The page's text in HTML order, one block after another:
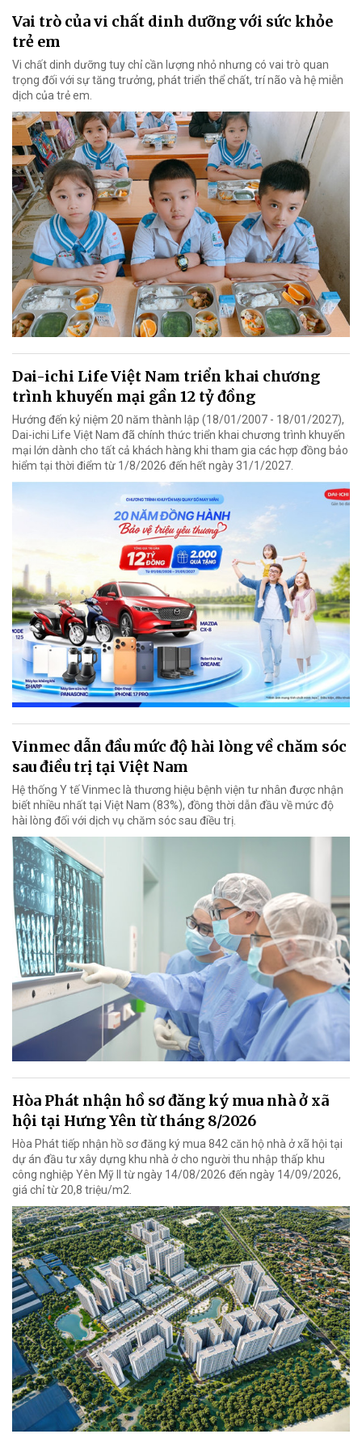
Vai trò của vi chất dinh dưỡng với sức khỏe
trẻ em
Vi chất dinh dưỡng tuy chỉ cần lượng nhỏ nhưng có vai trò quan
trọng đối với sự tăng trưởng, phát triển thể chất, trí não và hệ miễn
dịch của trẻ em.
Dai-ichi Life Việt Nam triển khai chương
trình khuyến mại gần 12 tỷ đồng
Hướng đến kỷ niệm 20 năm thành lập (18/01/2007 - 18/01/2027),
Dai-ichi Life Việt Nam đã chính thức triển khai chương trình khuyến
mại lớn dành cho tất cả khách hàng khi tham gia các hợp đồng bảo
hiểm tại thời điểm từ 1/8/2026 đến hết ngày 31/1/2027.
Vinmec dẫn đầu mức độ hài lòng về chăm sóc
sau điều trị tại Việt Nam
Hệ thống Y tế Vinmec là thương hiệu bệnh viện tư nhân được nhận
biết nhiều nhất tại Việt Nam (83%), đồng thời dẫn đầu về mức độ
hài lòng đối với dịch vụ chăm sóc sau điều trị.
Hòa Phát nhận hồ sơ đăng ký mua nhà ở xã
hội tại Hưng Yên từ tháng 8/2026
Hòa Phát tiếp nhận hồ sơ đăng ký mua 842 căn hộ nhà ở xã hội tại
dự án đầu tư xây dựng khu nhà ở cho người thu nhập thấp khu
công nghiệp Yên Mỹ II từ ngày 14/08/2026 đến ngày 14/09/2026,
giá chỉ từ 20,8 triệu/m2.